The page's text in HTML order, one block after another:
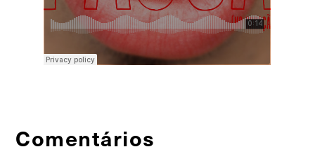
Comentários